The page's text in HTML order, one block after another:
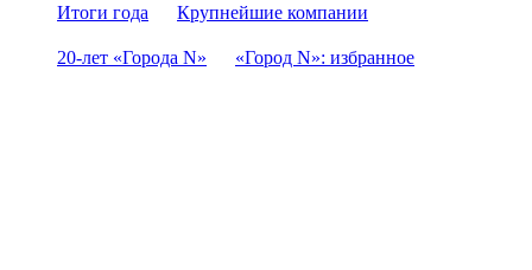
Итоги года
Крупнейшие компании
20-лет «Города N» «Город N»: избранное